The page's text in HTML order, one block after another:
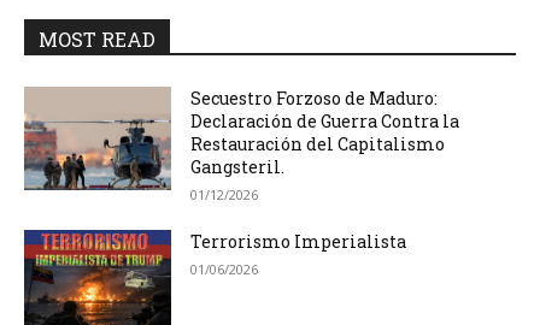
MOST READ
Secuestro Forzoso de Maduro:
Declaración de Guerra Contra la
Restauración del Capitalismo
Gangsteril.
01/12/2026
Terrorismo Imperialista
01/06/2026